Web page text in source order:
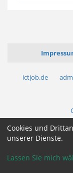
ictjob.de
Cookies und
unserer Dienste.
Lassen Sie mich